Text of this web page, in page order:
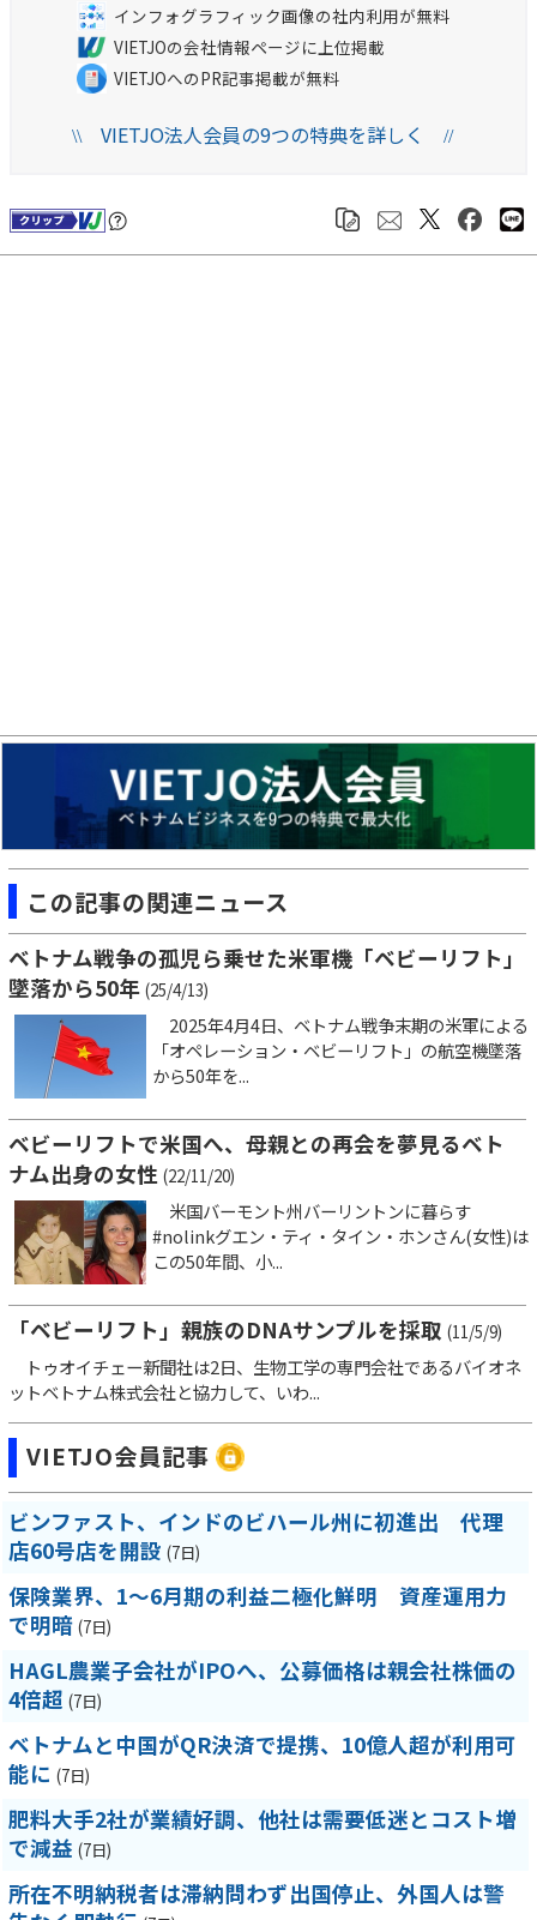
インフォグラフィック画像の社内利用が無料
VIETJOの会社情報ページに上位掲載
VIETJOへのPR記事掲載が無料
\\VIETJO法人会員の9つの特典を詳しく //
この記事の関連ニュース
ベトナム戦争の孤児ら乗せた米軍機「ベビーリフト」
墜落から50年 (25/4/13)
2025年4月4日、ベトナム戦争末期の米軍による
「オペレーション・ベビーリフト」の航空機墜落
から50年を...
ベビーリフトで米国へ、母親との再会を夢見るベト
ナム出身の女性 (22/11/20)
米国バーモント州バーリントンに暮らす
#nolinkグエン・ティ・タイン・ホンさん(女性)は
この50年間、小...
「ベビーリフト」親族のDNAサンプルを採取 (11/5/9)
トゥオイチェー新聞社は2日、生物工学の専門会社であるバイオネ
ットベトナム株式会社と協力して、いわ...
VIETJO会員記事
ビンファスト、インドのビハール州に初進出 代理
店60号店を開設 (7日)
保険業界、1～6月期の利益二極化鮮明 資産運用力
で明暗 (7日)
HAGL農業子会社がIPOへ、公募価格は親会社株価の
4倍超 (7日)
ベトナムと中国がQR決済で提携、10億人超が利用可
能に (7日)
肥料大手2社が業績好調、他社は需要低迷とコスト増
で減益 (7日)
所在不明納税者は滞納問わず出国停止、外国人は警